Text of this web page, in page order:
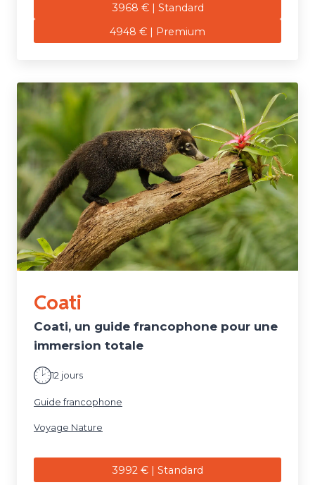
3968 € | Standard
4948 € | Premium
Coati
Coati, un guide francophone pour une
immersion totale
12 jours
Guide francophone
Voyage Nature
3992 € | Standard